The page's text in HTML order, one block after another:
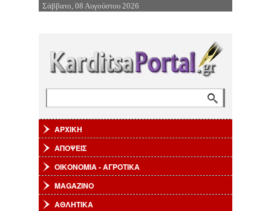
Επιστροφή στην Πλοήγηση
Σάββατο, 08 Αυγούστου 2026
ΑΡΧΙΚΗ
ΑΠΟΨΕΙΣ
ΟΙΚΟΝΟΜΙΑ - ΑΓΡΟΤΙΚΑ
MAGAZINO
ΑΘΛΗΤΙΚΑ